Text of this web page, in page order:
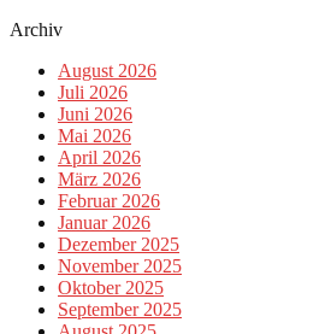
Archiv
August 2026
Juli 2026
Juni 2026
Mai 2026
April 2026
März 2026
Februar 2026
Januar 2026
Dezember 2025
November 2025
Oktober 2025
September 2025